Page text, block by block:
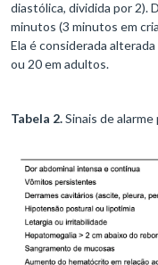
diastólica, dividida por 2).
minutos (3 minutos em
Ela é considerada
ou 20 em adultos.
Tabela 2.Sinais de